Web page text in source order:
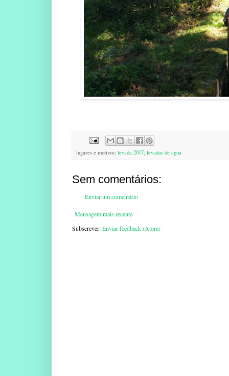
lugares e motivos: levada 2017, levadas de agua
Sem comentários:
Enviar um comentário
Mensagem mais recente
Subscrever:Enviar feedback (Atom)